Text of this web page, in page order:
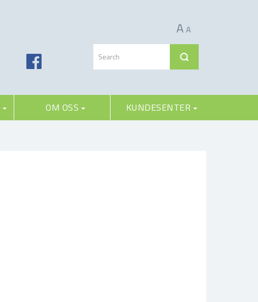
A A
OM OSS KUNDESENTER